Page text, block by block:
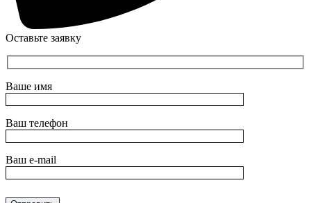
Оставьте заявку
Ваше имя
Ваш телефон
Ваш e-mail